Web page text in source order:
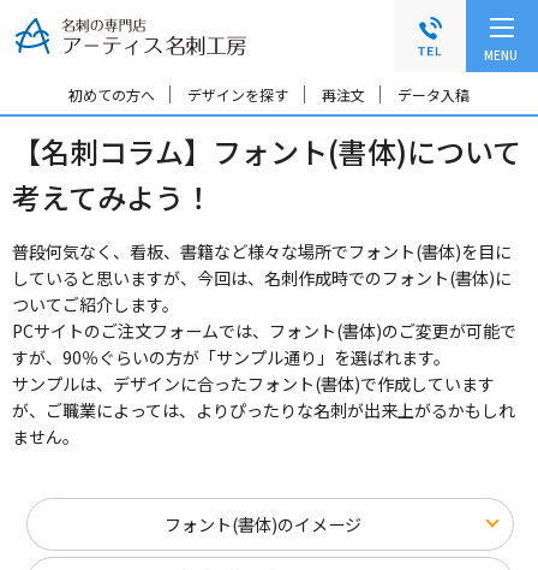
ロ
ル
ゲ
シ
ョ
ン
へ
文ー
ナ
ー
ョ
ン
へ
ッ
へ
MENU
初めての方へ デザインを探す 再注文 データ入稿
【名刺コラム】フォント(書体)について
考えてみよう！
普段何気なく、看板、書籍など様々な場所でフォント(書体)を目に
していると思いますが、今回は、名刺作成時でのフォント(書体)に
ついてご紹介します。
PCサイトのご注文フォームでは、フォント(書体)のご変更が可能で
すが、90％ぐらいの方が「サンプル通り」を選ばれます。
サンプルは、デザインに合ったフォント(書体)で作成しています
が、ご職業によっては、よりぴったりな名刺が出来上がるかもしれ
ません。
フォント(書体)のイメージ